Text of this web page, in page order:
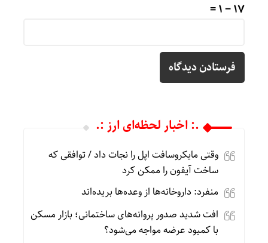
17 − 1 =
.: اخبار لحظه‌ای ارز :.
وقتی مایکروسافت اپل را نجات داد / توافقی که
ساخت آیفون را ممکن کرد
منفرد: داروخانه‌ها از وعده‌ها بریده‌اند
افت شدید صدور پروانه‌های ساختمانی؛ بازار مسکن
با کمبود عرضه مواجه می‌شود؟